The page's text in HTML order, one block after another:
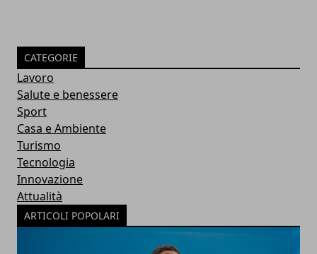
CATEGORIE
Lavoro
Salute e benessere
Sport
Casa e Ambiente
Turismo
Tecnologia
Innovazione
Attualità
ARTICOLI POPOLARI